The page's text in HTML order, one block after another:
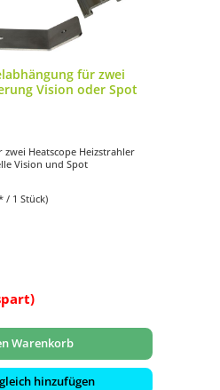
für zwei
Vision oder Spot
Heatscope Heizstrahler
Vision und Spot
/ 1 Stück)
Warenkorb
hinzufügen